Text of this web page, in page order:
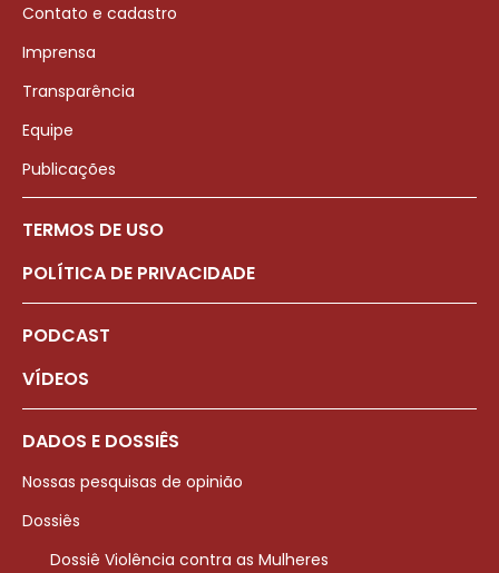
Contato e cadastro
Imprensa
Transparência
Equipe
Publicações
TERMOS DE USO
POLÍTICA DE PRIVACIDADE
PODCAST
VÍDEOS
DADOS E DOSSIÊS
Nossas pesquisas de opinião
Dossiês
Dossiê Violência contra as Mulheres